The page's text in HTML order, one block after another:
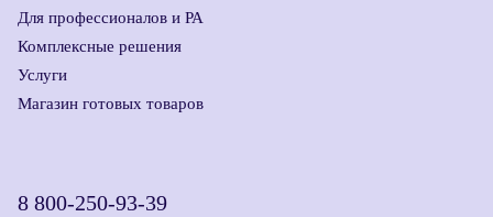
Для профессионалов и РА
Комплексные решения
Услуги
Магазин готовых товаров
8 800-250-93-39